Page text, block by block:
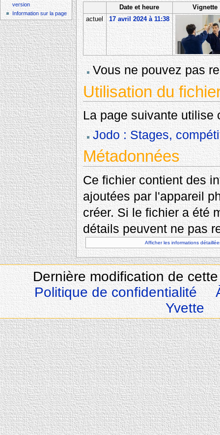
Date et heure
Vignette
actuel
17 avril 2024 à 11:38
Vous ne pouvez pas
Utilisation du
La page suivante utilise
Jodo : Stages,
Métadonnées
Ce fichier contient des
ajoutées par l'appareil
créer. Si le fichier a été
détails peuvent ne pas
Afficher les informations
version
Information sur la page
Dernière modification de
Politique de confidentialité
Yvette